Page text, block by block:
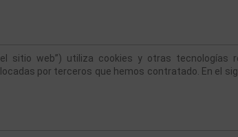
sitio web”) utiliza cookies y otras tecnologías
por terceros que hemos contratado. En el